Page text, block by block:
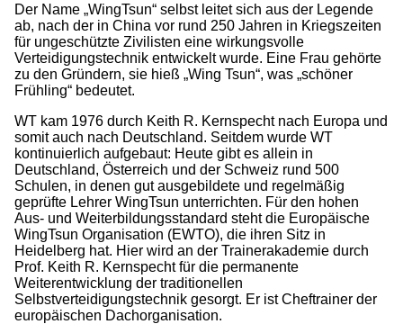
Der Name „WingTsun“ selbst leitet sich aus der Legende
ab, nach der in China vor rund 250 Jahren in Kriegszeiten
für ungeschützte Zivilisten eine wirkungsvolle
Verteidigungstechnik entwickelt wurde. Eine Frau gehörte
zu den Gründern, sie hieß „Wing Tsun“, was „schöner
Frühling“ bedeutet.
WT kam 1976 durch Keith R. Kernspecht nach Europa und
somit auch nach Deutschland. Seitdem wurde WT
kontinuierlich aufgebaut: Heute gibt es allein in
Deutschland, Österreich und der Schweiz rund 500
Schulen, in denen gut ausgebildete und regelmäßig
geprüfte Lehrer WingTsun unterrichten. Für den hohen
Aus- und Weiterbildungsstandard steht die Europäische
WingTsun Organisation (EWTO), die ihren Sitz in
Heidelberg hat. Hier wird an der Trainerakademie durch
Prof. Keith R. Kernspecht für die permanente
Weiterentwicklung der traditionellen
Selbstverteidigungstechnik gesorgt. Er ist Cheftrainer der
europäischen Dachorganisation.